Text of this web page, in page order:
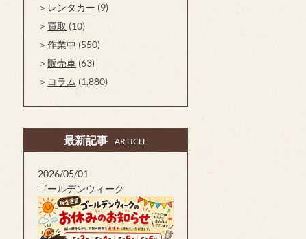
レンタカー (9)
買取 (10)
作業中 (550)
販売車 (63)
コラム (1,880)
最新記事 ARTICLE
2026/05/01
ゴールデンウィーク